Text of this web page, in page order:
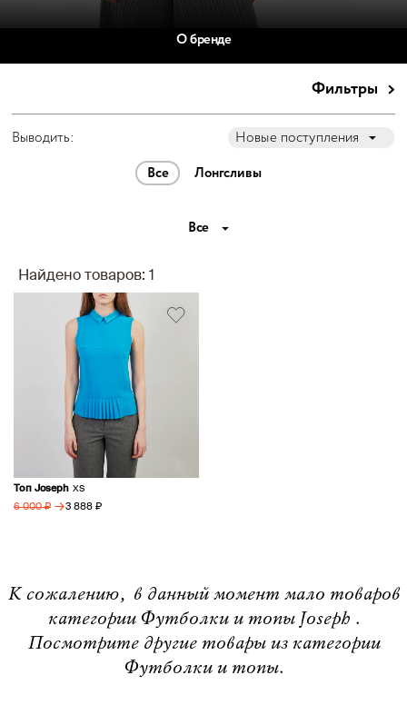
О бренде
Фильтры
Выводить: Новые поступления
Все Лонгсливы
Все
Найдено товаров: 1
Топ Joseph XS
6 000 ₽ → 3 888 ₽
К сожалению, в данный момент мало товаров
категории Футболки и топы Joseph .
Посмотрите другие товары из категории
Футболки и топы.